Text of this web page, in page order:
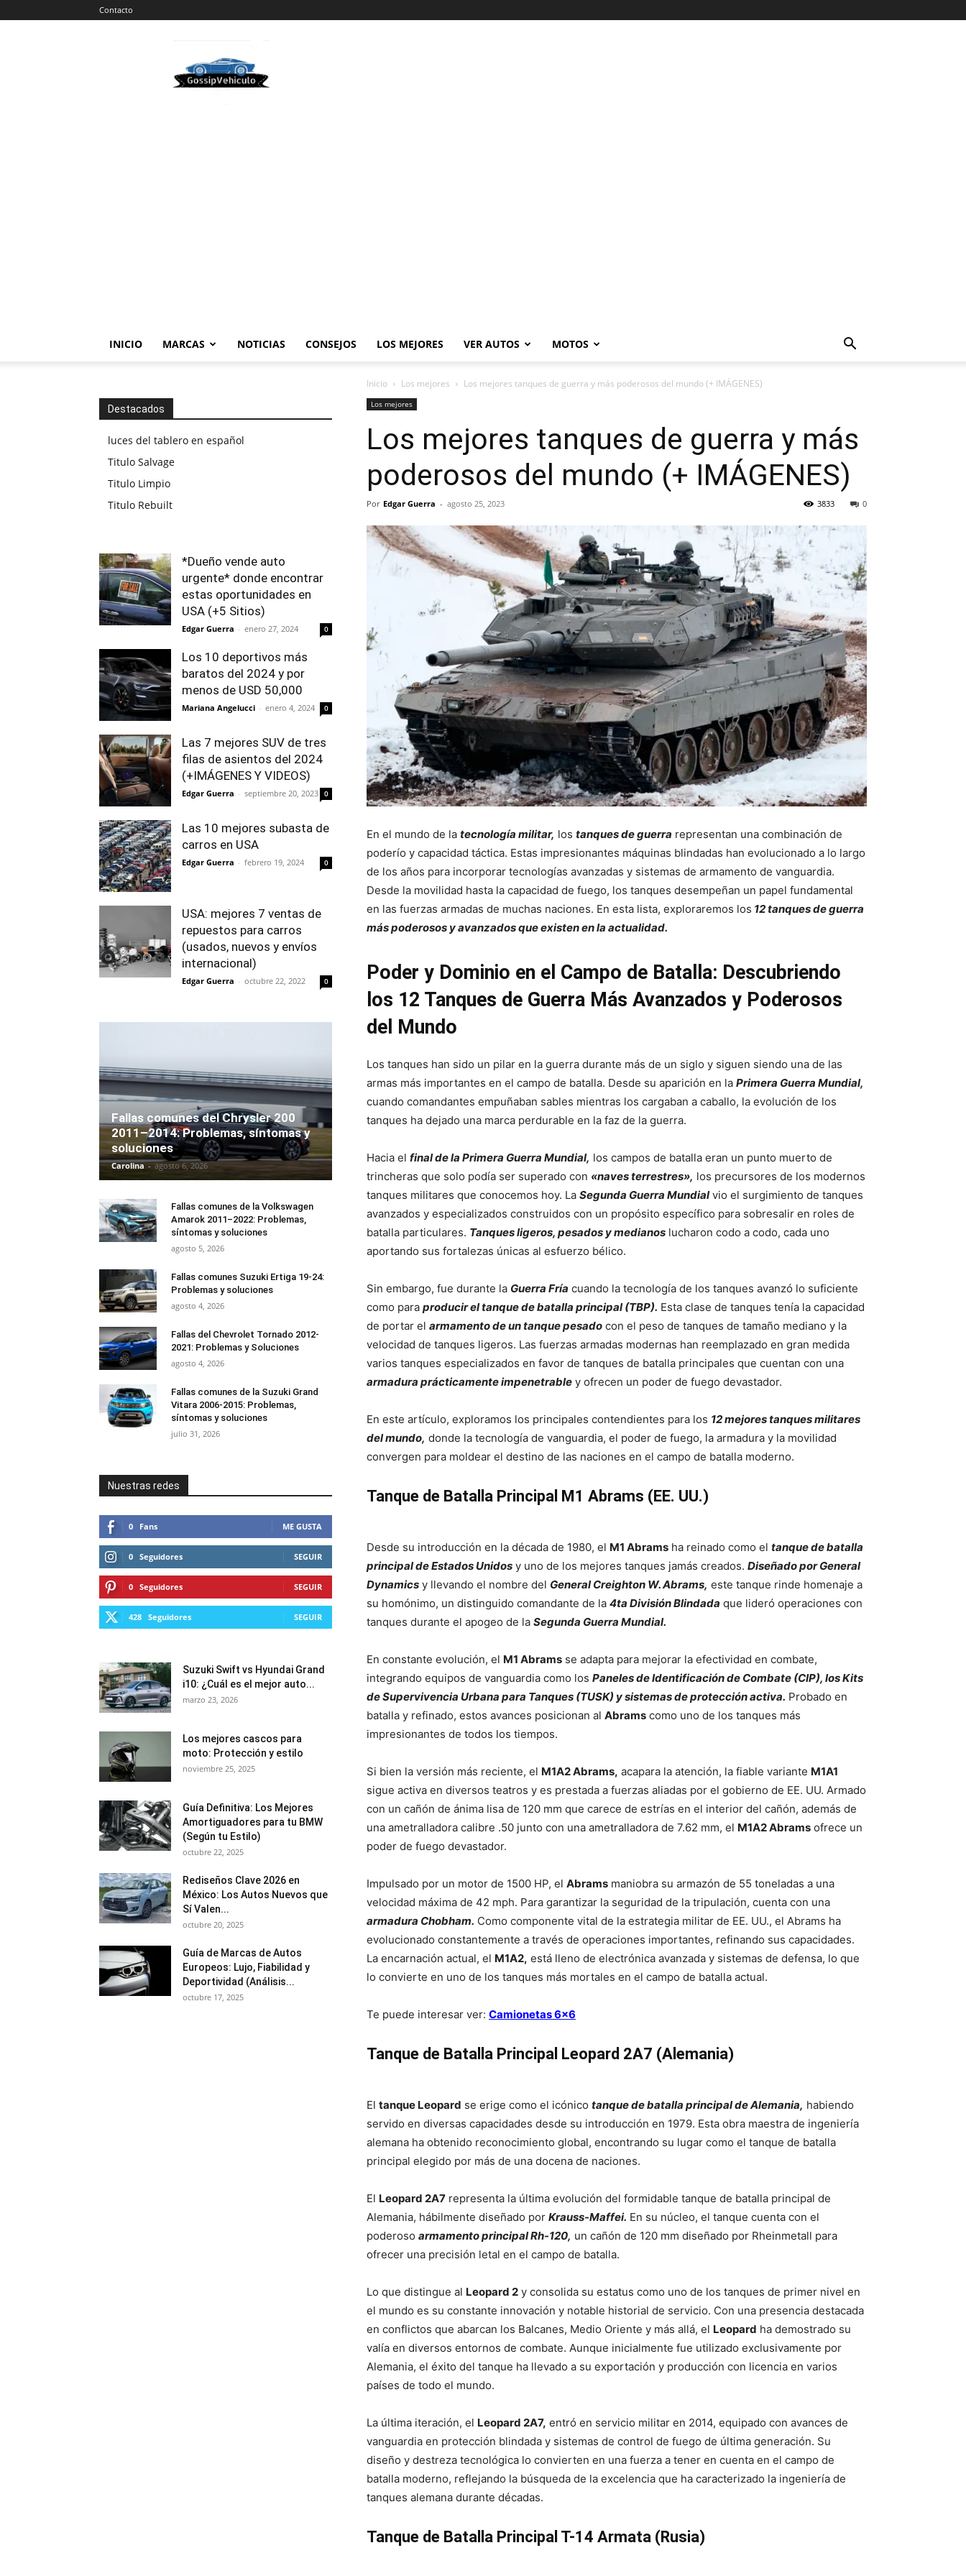
Contacto
Vehiculos
INICIO MARCAS NOTICIAS CONSEJOS LOS MEJORES VER AUTOS MOTOS
Inicio Los mejores Los mejores tanques de guerra y más poderosos del mundo (+ IMÁGENES)
Los mejores
Los mejores tanques de guerra y más
poderosos del mundo (+ IMÁGENES)
Por Edgar Guerra - agosto 25, 2023 0
3833
En el mundo de la tecnología militar, los tanques de guerra representan una combinación de
poderío y capacidad táctica. Estas impresionantes máquinas blindadas han evolucionado a lo largo
de los años para incorporar tecnologías avanzadas y sistemas de armamento de vanguardia.
Desde la movilidad hasta la capacidad de fuego, los tanques desempeñan un papel fundamental
en las fuerzas armadas de muchas naciones. En esta lista, exploraremos los 12 tanques de guerra
más poderosos y avanzados que existen en la actualidad.
Poder y Dominio en el Campo de Batalla: Descubriendo
los 12 Tanques de Guerra Más Avanzados y Poderosos
del Mundo
Los tanques han sido un pilar en la guerra durante más de un siglo y siguen siendo una de las
armas más importantes en el campo de batalla. Desde su aparición en la Primera Guerra Mundial,
cuando comandantes empuñaban sables mientras los cargaban a caballo, la evolución de los
tanques ha dejado una marca perdurable en la faz de la guerra.
Hacia el final de la Primera Guerra Mundial, los campos de batalla eran un punto muerto de
trincheras que solo podía ser superado con «naves terrestres», los precursores de los modernos
tanques militares que conocemos hoy. La Segunda Guerra Mundialvio el surgimiento de tanques
avanzados y especializados construidos con un propósito específico para sobresalir en roles de
batalla particulares. Tanques ligeros, pesados y medianos lucharon codo a codo, cada uno
aportando sus fortalezas únicas al esfuerzo bélico.
Sin embargo, fue durante la Guerra Fría cuando la tecnología de los tanques avanzó lo suficiente
como para producir el tanque de batalla principal (TBP). Esta clase de tanques tenía la capacidad
de portar el armamento de un tanque pesado con el peso de tanques de tamaño mediano y la
velocidad de tanques ligeros. Las fuerzas armadas modernas han reemplazado en gran medida
varios tanques especializados en favor de tanques de batalla principales que cuentan con una
armadura prácticamente impenetrable y ofrecen un poder de fuego devastador.
En este artículo, exploramos los principales contendientes para los 12 mejores tanques militares
del mundo, donde la tecnología de vanguardia, el poder de fuego, la armadura y la movilidad
convergen para moldear el destino de las naciones en el campo de batalla moderno.
Tanque de Batalla Principal M1 Abrams (EE. UU.)
Desde su introducción en la década de 1980, el M1 Abrams ha reinado como el tanque de batalla
principal de Estados Unidos y uno de los mejores tanques jamás creados. Diseñado por General
Dynamics y llevando el nombre del General Creighton W. Abrams, este tanque rinde homenaje a
su homónimo, un distinguido comandante de la 4ta División Blindada que lideró operaciones con
tanques durante el apogeo de la Segunda Guerra Mundial.
En constante evolución, el M1 Abrams se adapta para mejorar la efectividad en combate,
integrando equipos de vanguardia como los Paneles de Identificación de Combate (CIP), los Kits
de Supervivencia Urbana para Tanques (TUSK) y sistemas de protección activa. Probado en
batalla y refinado, estos avances posicionan al Abrams como uno de los tanques más
impresionantes de todos los tiempos.
Si bien la versión más reciente, el M1A2 Abrams, acapara la atención, la fiable variante M1A1
sigue activa en diversos teatros y es prestada a fuerzas aliadas por el gobierno de EE. UU. Armado
con un cañón de ánima lisa de 120 mm que carece de estrías en el interior del cañón, además de
una ametralladora calibre .50 junto con una ametralladora de 7.62 mm, el M1A2 Abrams ofrece un
poder de fuego devastador.
Impulsado por un motor de 1500 HP, el Abrams maniobra su armazón de 55 toneladas a una
velocidad máxima de 42 mph. Para garantizar la seguridad de la tripulación, cuenta con una
armadura Chobham. Como componente vital de la estrategia militar de EE. UU., el Abrams ha
evolucionado constantemente a través de operaciones importantes, refinando sus capacidades.
La encarnación actual, el M1A2, está lleno de electrónica avanzada y sistemas de defensa, lo que
lo convierte en uno de los tanques más mortales en el campo de batalla actual.
Te puede interesar ver: Camionetas 6×6
Tanque de Batalla Principal Leopard 2A7 (Alemania)
El tanque Leopard se erige como el icónico tanque de batalla principal de Alemania, habiendo
servido en diversas capacidades desde su introducción en 1979. Esta obra maestra de ingeniería
alemana ha obtenido reconocimiento global, encontrando su lugar como el tanque de batalla
principal elegido por más de una docena de naciones.
El Leopard 2A7 representa la última evolución del formidable tanque de batalla principal de
Alemania, hábilmente diseñado por Krauss-Maffei. En su núcleo, el tanque cuenta con el
poderoso armamento principal Rh-120, un cañón de 120 mm diseñado por Rheinmetall para
ofrecer una precisión letal en el campo de batalla.
Lo que distingue al Leopard 2 y consolida su estatus como uno de los tanques de primer nivel en
el mundo es su constante innovación y notable historial de servicio. Con una presencia destacada
en conflictos que abarcan los Balcanes, Medio Oriente y más allá, el Leopard ha demostrado su
valía en diversos entornos de combate. Aunque inicialmente fue utilizado exclusivamente por
Alemania, el éxito del tanque ha llevado a su exportación y producción con licencia en varios
países de todo el mundo.
La última iteración, el Leopard 2A7, entró en servicio militar en 2014, equipado con avances de
vanguardia en protección blindada y sistemas de control de fuego de última generación. Su
diseño y destreza tecnológica lo convierten en una fuerza a tener en cuenta en el campo de
batalla moderno, reflejando la búsqueda de la excelencia que ha caracterizado la ingeniería de
tanques alemana durante décadas.
Tanque de Batalla Principal T-14 Armata (Rusia)
Destacados
luces del tablero en español
Titulo Salvage
Titulo Limpio
Titulo Rebuilt
*Dueño vende auto
urgente* donde encontrar
estas oportunidades en
USA (+5 Sitios)
Edgar Guerra - enero 27, 2024 0
Los 10 deportivos más
baratos del 2024 y por
menos de USD 50,000
Mariana Angelucci - enero 4, 2024 0
Las 7 mejores SUV de tres
filas de asientos del 2024
(+IMÁGENES Y VIDEOS)
Edgar Guerra - septiembre 20, 2023 0
Las 10 mejores subasta de
carros en USA
Edgar Guerra - febrero 19, 2024 0
USA: mejores 7 ventas de
repuestos para carros
(usados, nuevos y envíos
internacional)
Edgar Guerra - octubre 22, 2022 0
Fallas comunes del Chrysler 200
2011–2014: Problemas, síntomas y
soluciones
Carolina - agosto 6, 2026
Fallas comunes de la Volkswagen
Amarok 2011–2022: Problemas,
síntomas y soluciones
agosto 5, 2026
Fallas comunes Suzuki Ertiga 19-24:
Problemas y soluciones
agosto 4, 2026
Fallas del Chevrolet Tornado 2012-
2021: Problemas y Soluciones
agosto 4, 2026
Fallas comunes de la Suzuki Grand
Vitara 2006-2015: Problemas,
síntomas y soluciones
julio 31, 2026
Nuestras redes
0 Fans ME GUSTA
0 Seguidores SEGUIR
0 Seguidores SEGUIR
428 Seguidores SEGUIR
Suzuki Swift vs Hyundai Grand
i10: ¿Cuál es el mejor auto...
marzo 23, 2026
Los mejores cascos para
moto: Protección y estilo
noviembre 25, 2025
Guía Definitiva: Los Mejores
Amortiguadores para tu BMW
(Según tu Estilo)
octubre 22, 2025
Rediseños Clave 2026 en
México: Los Autos Nuevos que
Sí Valen...
octubre 20, 2025
Guía de Marcas de Autos
Europeos: Lujo, Fiabilidad y
Deportividad (Análisis...
octubre 17, 2025